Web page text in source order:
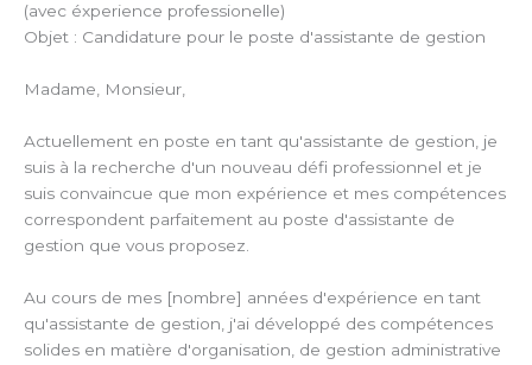
(avec éxperience professionelle)
Objet : Candidature pour le poste d'assistante de gestion
Madame, Monsieur,
Actuellement en poste en tant qu'assistante de gestion, je
suis à la recherche d'un nouveau défi professionnel et je
suis convaincue que mon expérience et mes compétences
correspondent parfaitement au poste d'assistante de
gestion que vous proposez.
Au cours de mes [nombre] années d'expérience en tant
qu'assistante de gestion, j'ai développé des compétences
solides en matière d'organisation, de gestion administrative